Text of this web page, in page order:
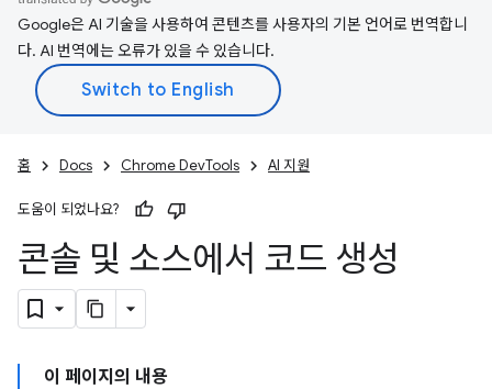
Google은 AI 기술을 사용하여 콘텐츠를 사용자의 기본 언어로 번역합니
다. AI 번역에는 오류가 있을 수 있습니다.
홈 Docs Chrome DevTools AI 지원
도움이 되었나요?
콘솔 및 소스에서 코드 생성
이 페이지의 내용